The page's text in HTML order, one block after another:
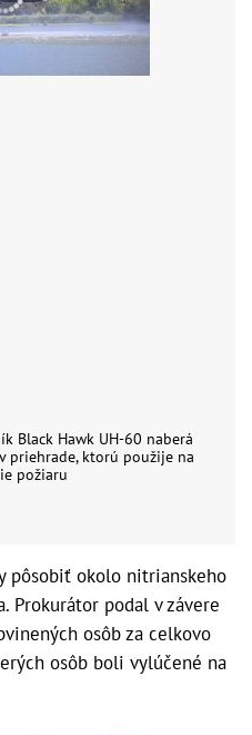
Black Hawk UH-60 naberá
priehrade, ktorú použije na
požiaru
pôsobiť okolo nitrianskeho
Prokurátor podal v závere
osôb za celkovo
osôb boli vylúčené na